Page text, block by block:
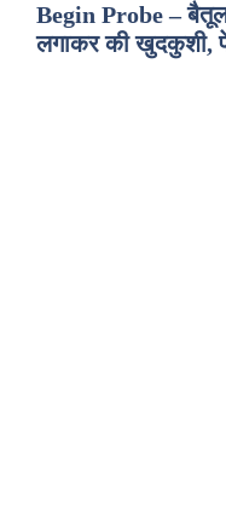
Begin Probe –
लगाकर की खुदकुशी,